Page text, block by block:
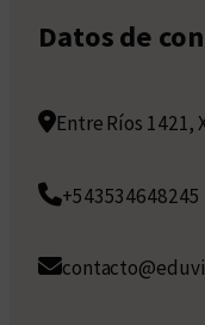
Datos de
Entre Ríos 1421,
+543534648245